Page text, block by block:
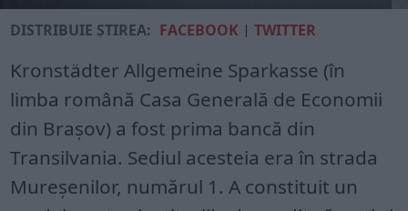
DISTRIBUIE ȘTIREA: FACEBOOK |TWITTER
Kronstädter Allgemeine Sparkasse (în
limba română Casa Generală de Economii
din Braşov) a fost prima bancă din
Transilvania. Sediul acesteia era în strada
Mureşenilor, numărul 1. A constituit un